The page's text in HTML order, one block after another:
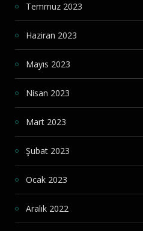
Temmuz 2023
Haziran 2023
Mayıs 2023
Nisan 2023
Mart 2023
Şubat 2023
Ocak 2023
Aralık 2022